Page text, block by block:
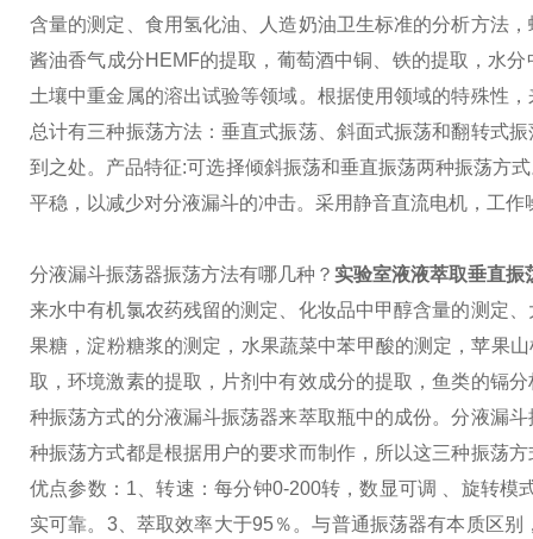
含量的测定、食用氢化油、人造奶油卫生标准的分析方法
酱油香气成分HEMF的提取，葡萄酒中铜、铁的提取，水
土壤中重金属的溶出试验等领域。根据使用领域的特殊性
总计有三种振荡方法：垂直式振荡、斜面式振荡和翻转式
到之处。 产品特征:可选择倾斜振荡和垂直振荡两种振荡方
平稳，以减少对分液漏斗的冲击。 采用静音直流电机，工作
分液漏斗振荡器振荡方法有哪几种？ 实验室液液萃取垂直
来水中有机氯农药残留的测定、化妆品中甲醇含量的测定
果糖，淀粉糖浆的测定，水果蔬菜中苯甲酸的测定，苹果
取，环境激素的提取，片剂中有效成分的提取，鱼类的镉
种振荡方式的分液漏斗振荡器来萃取瓶中的成份。分液漏斗
种振荡方式都是根据用户的要求而制作，所以这三种振荡
优点参数： 1、转速：每分钟0-200转，数显可调 、旋转模
实可靠。 3、萃取效率大于95％。与普通振荡器有本质区别